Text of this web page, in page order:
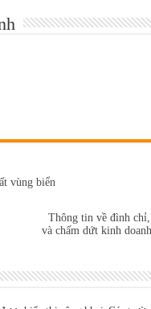
vùng biển
Thông tin về đình
và chấm dứt kinh